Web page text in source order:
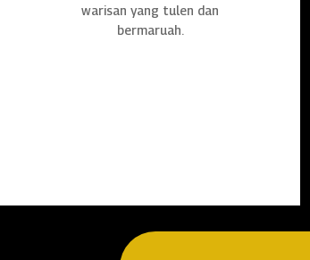
warisan yang tulen dan
bermaruah.